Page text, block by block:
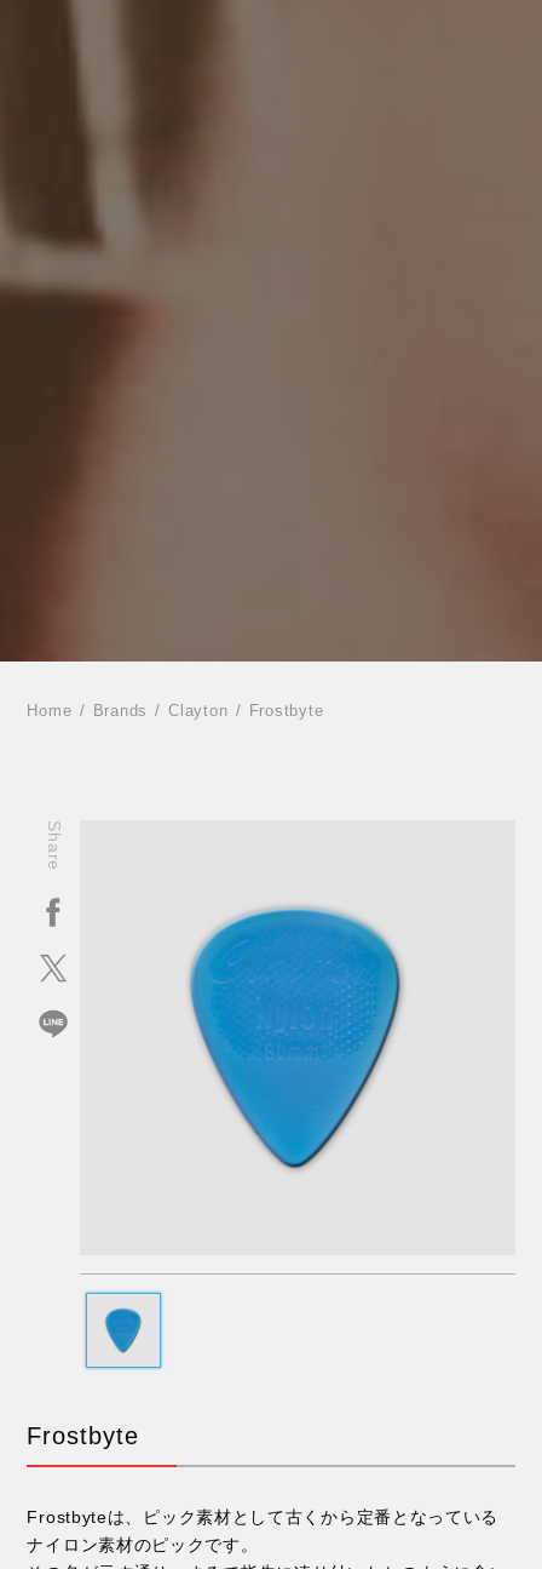
Home Brands Clayton Frostbyte
Share
Frostbyte
Frostbyteは、ピック素材として古くから定番となっている
ナイロン素材のピックです。